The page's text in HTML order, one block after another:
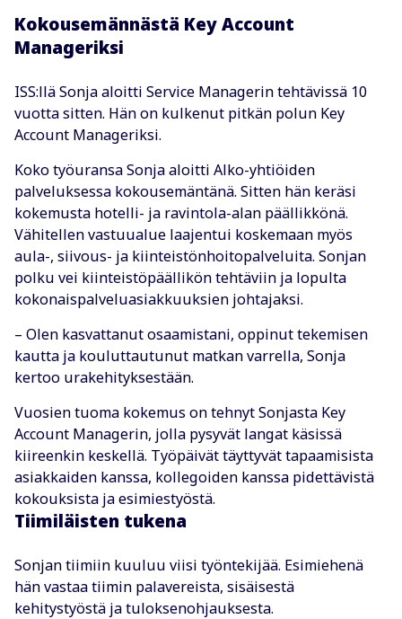
Kokousemännästä Key Account
Manageriksi
ISS:llä Sonja aloitti Service Managerin tehtävissä 10
vuotta sitten. Hän on kulkenut pitkän polun Key
Account Manageriksi.
Koko työuransa Sonja aloitti Alko-yhtiöiden
palveluksessa kokousemäntänä. Sitten hän keräsi
kokemusta hotelli- ja ravintola-alan päällikkönä.
Vähitellen vastuualue laajentui koskemaan myös
aula-, siivous- ja kiinteistönhoitopalveluita. Sonjan
polku vei kiinteistöpäällikön tehtäviin ja lopulta
kokonaispalveluasiakkuuksien johtajaksi.
– Olen kasvattanut osaamistani, oppinut tekemisen
kautta ja kouluttautunut matkan varrella, Sonja
kertoo urakehityksestään.
Vuosien tuoma kokemus on tehnyt Sonjasta Key
Account Managerin, jolla pysyvät langat käsissä
kiireenkin keskellä. Työpäivät täyttyvät tapaamisista
asiakkaiden kanssa, kollegoiden kanssa pidettävistä
kokouksista ja esimiestyöstä.
Tiimiläisten tukena
Sonjan tiimiin kuuluu viisi työntekijää. Esimiehenä
hän vastaa tiimin palavereista, sisäisestä
kehitystyöstä ja tuloksenohjauksesta.